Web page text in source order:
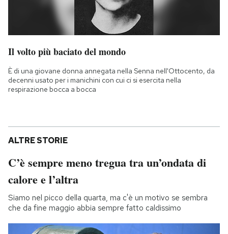
Il volto più baciato del mondo
È di una giovane donna annegata nella Senna nell'Ottocento, da
decenni usato per i manichini con cui ci si esercita nella
respirazione bocca a bocca
ALTRE STORIE
C’è sempre meno tregua tra un’ondata di
calore e l’altra
Siamo nel picco della quarta, ma c'è un motivo se sembra
che da fine maggio abbia sempre fatto caldissimo